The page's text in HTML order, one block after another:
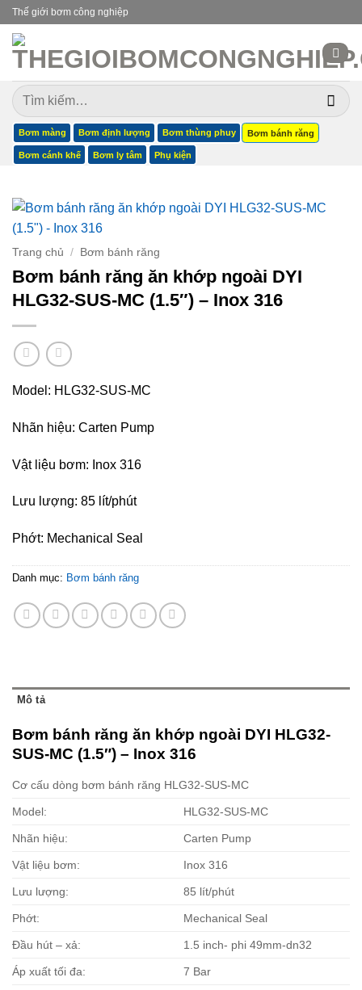
Bỏ
nội
dung
Thế giới bơm công nghiệp
Tìm
kiếm:
Bơm màng Bơm định lượng Bơm thùng phuy Bơm bánh răng
Bơm cánh khế Bơm ly tâm Phụ kiện
Trang chủ / Bơm bánh răng
Bơm bánh răng ăn khớp ngoài DYI
HLG32-SUS-MC (1.5″) – Inox 316
Model: HLG32-SUS-MC
Nhãn hiệu: Carten Pump
Vật liệu bơm: Inox 316
Lưu lượng: 85 lít/phút
Phớt: Mechanical Seal
Danh mục: Bơm bánh răng
Mô tả
Bơm bánh răng ăn khớp ngoài DYI HLG32-
SUS-MC (1.5″) – Inox 316
Cơ cấu dòng bơm bánh răng HLG32-SUS-MC
Model: HLG32-SUS-MC
Nhãn hiệu: Carten Pump
Vật liệu bơm: Inox 316
Lưu lượng: 85 lít/phút
Phớt: Mechanical Seal
Đầu hút – xả: 1.5 inch- phi 49mm-dn32
Áp xuất tối đa: 7 Bar